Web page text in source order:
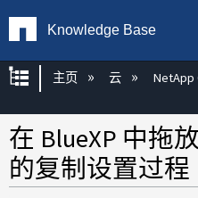
Knowledge Base
扩展/隐缩全局层次
主页 云 NetApp
在 BlueXP 中拖
的复制设置过程